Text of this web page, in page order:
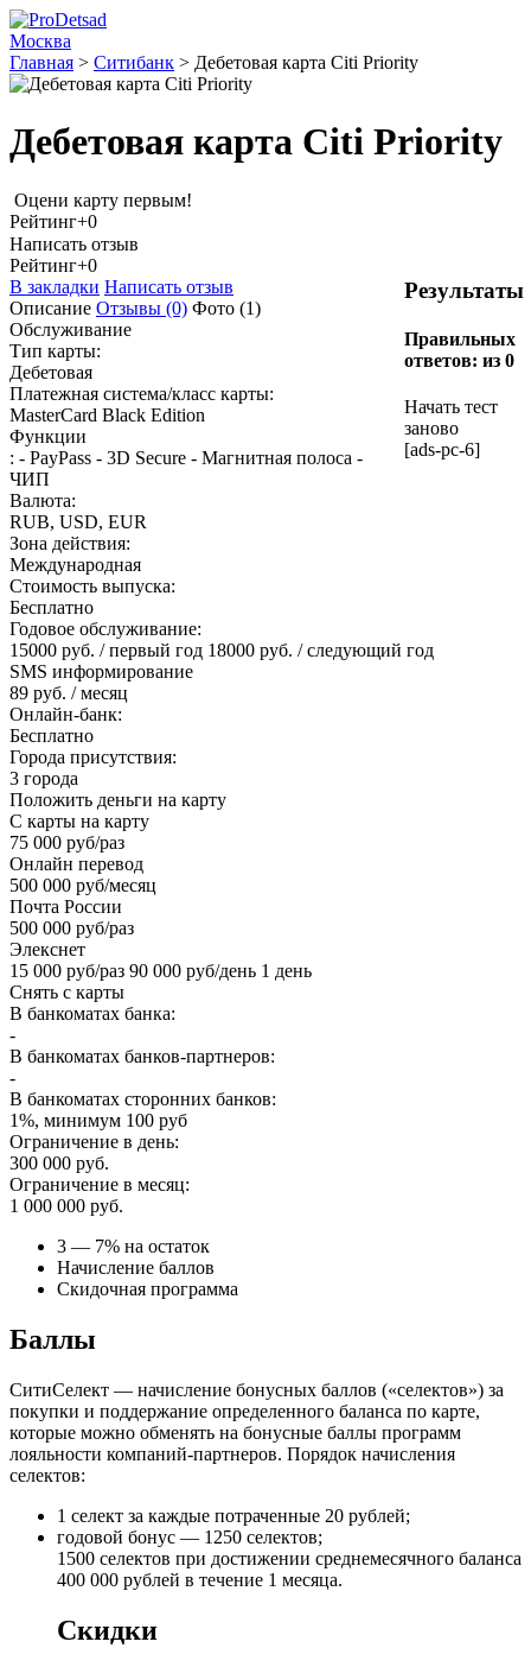
Москва
Главная > Ситибанк > Дебетовая карта Citi Priority
Дебетовая карта Citi Priority
Оцени карту первым!
Рейтинг+0
Написать отзыв
Результаты
Правильных
ответов: из 0
Начать тест
заново
[ads-pc-6]
Рейтинг+0
В закладки Написать отзыв
Описание Отзывы (0) Фото (1)
Обслуживание
Тип карты:
Дебетовая
Платежная система/класс карты:
MasterCard Вlack Edition
Функции
: - PayPass - 3D Secure - Магнитная полоса -
ЧИП
Валюта:
RUB, USD, EUR
Зона действия:
Международная
Стоимость выпуска:
Бесплатно
Годовое обслуживание:
15000 руб. / первый год 18000 руб. / следующий год
SMS информирование
89 руб. / месяц
Онлайн-банк:
Бесплатно
Города присутствия:
3 города
Положить деньги на карту
С карты на карту
75 000 руб/раз
Онлайн перевод
500 000 руб/месяц
Почта России
500 000 руб/раз
Элекснет
15 000 руб/раз 90 000 руб/день 1 день
Снять с карты
В банкоматах банка:
-
В банкоматах банков-партнеров:
-
В банкоматах сторонних банков:
1%, минимум 100 руб
Ограничение в день:
300 000 руб.
Ограничение в месяц:
1 000 000 руб.
3 — 7% на остаток
Начисление баллов
Скидочная программа
Баллы
СитиСелект — начисление бонусных баллов («селектов») за
покупки и поддержание определенного баланса по карте,
которые можно обменять на бонусные баллы программ
лояльности компаний-партнеров. Порядок начисления
селектов:
1 селект за каждые потраченные 20 рублей;
годовой бонус — 1250 селектов;
1500 селектов при достижении среднемесячного баланса
400 000 рублей в течение 1 месяца.
Скидки